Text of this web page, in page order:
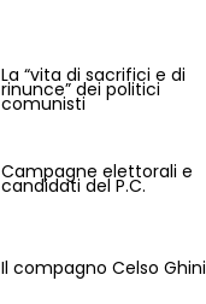
La “vita di sacrifici e di
rinunce” dei politici
comunisti
Campagne elettorali e
candidati del P.C.
Il compagno Celso Ghini